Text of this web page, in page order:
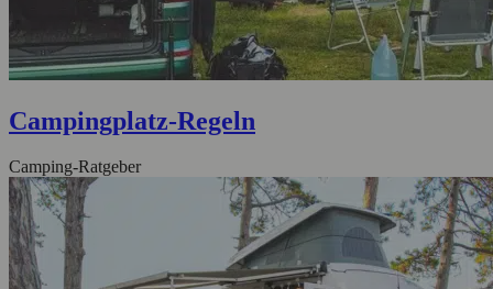
Campingplatz-Regeln
Camping-Ratgeber